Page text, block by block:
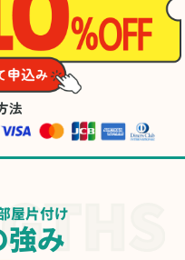
法
屋片付け
強み